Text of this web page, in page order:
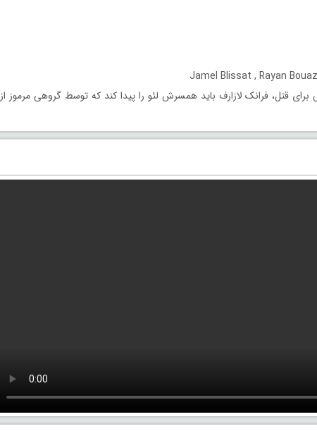
برای قتل، فرانک لازارف باید همسرش لئو را پیدا کند که توسط گروهی مرموز از